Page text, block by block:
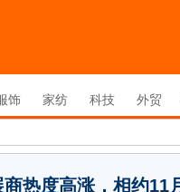
饰 家纺 科技 外贸
热度高涨，相约11